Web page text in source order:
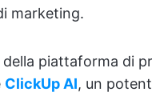
marketing.
della piattaforma di
ClickUp AI, un